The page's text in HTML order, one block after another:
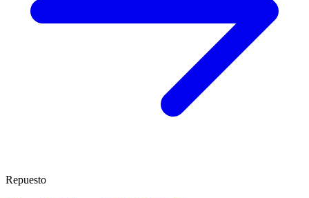
Repuesto